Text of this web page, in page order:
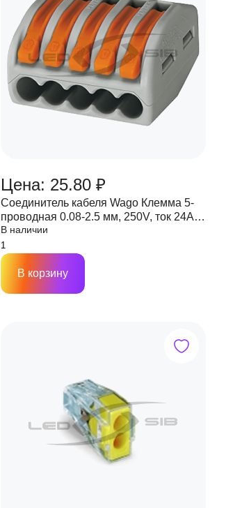
Цена: 25.80 ₽
Соединитель кабеля Wago Клемма 5-
проводная 0.08-2.5 мм, 250V, ток 24A
(обычная)
В наличии
В корзину